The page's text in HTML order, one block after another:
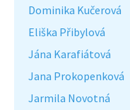
Dominika Kučerová
Eliška Přibylová
Jána Karafiátová
Jana Prokopenková
Jarmila Novotná